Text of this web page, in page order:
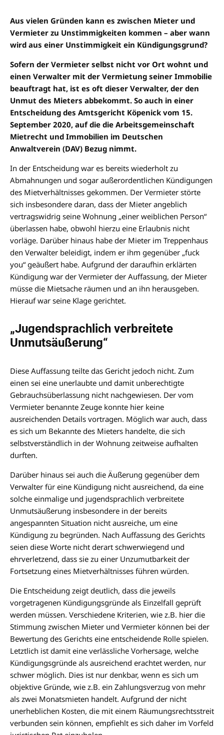
Aus vielen Gründen kann es zwischen Mieter und
Vermieter zu Unstimmigkeiten kommen – aber wann
wird aus einer Unstimmigkeit ein Kündigungsgrund?
Sofern der Vermieter selbst nicht vor Ort wohnt und
einen Verwalter mit der Vermietung seiner Immobilie
beauftragt hat, ist es oft dieser Verwalter, der den
Unmut des Mieters abbekommt. So auch in einer
Entscheidung des Amtsgericht Köpenick vom 15.
September 2020, auf die die Arbeitsgemeinschaft
Mietrecht und Immobilien im Deutschen
Anwaltverein (DAV) Bezug nimmt.
In der Entscheidung war es bereits wiederholt zu
Abmahnungen und sogar außerordentlichen Kündigungen
des Mietverhältnisses gekommen. Der Vermieter störte
sich insbesondere daran, dass der Mieter angeblich
vertragswidrig seine Wohnung „einer weiblichen Person“
überlassen habe, obwohl hierzu eine Erlaubnis nicht
vorläge. Darüber hinaus habe der Mieter im Treppenhaus
den Verwalter beleidigt, indem er ihm gegenüber „fuck
you“ geäußert habe. Aufgrund der daraufhin erklärten
Kündigung war der Vermieter der Auffassung, der Mieter
müsse die Mietsache räumen und an ihn herausgeben.
Hierauf war seine Klage gerichtet.
„Jugendsprachlich verbreitete
Unmutsäußerung“
Diese Auffassung teilte das Gericht jedoch nicht. Zum
einen sei eine unerlaubte und damit unberechtigte
Gebrauchsüberlassung nicht nachgewiesen. Der vom
Vermieter benannte Zeuge konnte hier keine
ausreichenden Details vortragen. Möglich war auch, dass
es sich um Bekannte des Mieters handelte, die sich
selbstverständlich in der Wohnung zeitweise aufhalten
durften.
Darüber hinaus sei auch die Äußerung gegenüber dem
Verwalter für eine Kündigung nicht ausreichend, da eine
solche einmalige und jugendsprachlich verbreitete
Unmutsäußerung insbesondere in der bereits
angespannten Situation nicht ausreiche, um eine
Kündigung zu begründen. Nach Auffassung des Gerichts
seien diese Worte nicht derart schwerwiegend und
ehrverletzend, dass sie zu einer Unzumutbarkeit der
Fortsetzung eines Mietverhältnisses führen würden.
Die Entscheidung zeigt deutlich, dass die jeweils
vorgetragenen Kündigungsgründe als Einzelfall geprüft
werden müssen. Verschiedene Kriterien, wie z.B. hier die
Stimmung zwischen Mieter und Vermieter können bei der
Bewertung des Gerichts eine entscheidende Rolle spielen.
Letztlich ist damit eine verlässliche Vorhersage, welche
Kündigungsgründe als ausreichend erachtet werden, nur
schwer möglich. Dies ist nur denkbar, wenn es sich um
objektive Gründe, wie z.B. ein Zahlungsverzug von mehr
als zwei Monatsmieten handelt. Aufgrund der nicht
unerheblichen Kosten, die mit einem Räumungsrechtsstreit
verbunden sein können, empfiehlt es sich daher im Vorfeld